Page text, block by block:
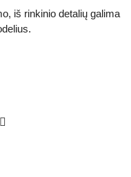
iš rinkinio detalių galima